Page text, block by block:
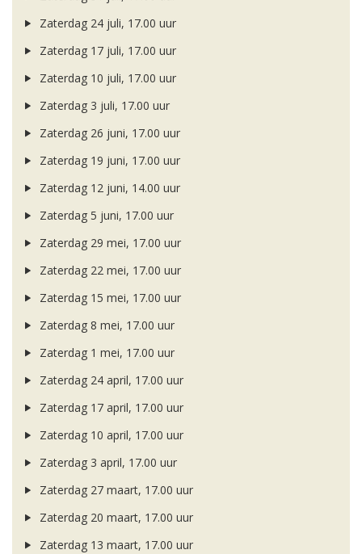
Zaterdag 24 juli, 17.00 uur
Zaterdag 17 juli, 17.00 uur
Zaterdag 10 juli, 17.00 uur
Zaterdag 3 juli, 17.00 uur
Zaterdag 26 juni, 17.00 uur
Zaterdag 19 juni, 17.00 uur
Zaterdag 12 juni, 14.00 uur
Zaterdag 5 juni, 17.00 uur
Zaterdag 29 mei, 17.00 uur
Zaterdag 22 mei, 17.00 uur
Zaterdag 15 mei, 17.00 uur
Zaterdag 8 mei, 17.00 uur
Zaterdag 1 mei, 17.00 uur
Zaterdag 24 april, 17.00 uur
Zaterdag 17 april, 17.00 uur
Zaterdag 10 april, 17.00 uur
Zaterdag 3 april, 17.00 uur
Zaterdag 27 maart, 17.00 uur
Zaterdag 20 maart, 17.00 uur
Zaterdag 13 maart, 17.00 uur